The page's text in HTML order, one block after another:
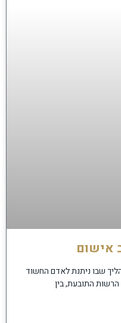
אישום
שבו ניתנת לאדם החשוד
התובעת, בין